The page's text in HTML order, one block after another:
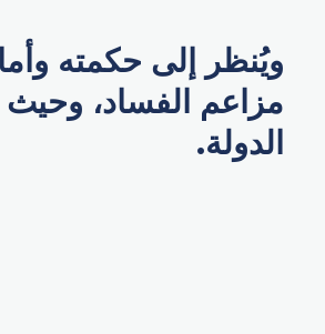
ويُنظر إلى حكمته
مزاعم الفساد، وحيث
الدولة.